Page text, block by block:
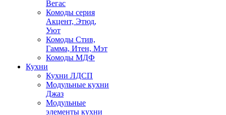
Вегас
Комоды серия
Акцент, Этюд,
Уют
Комоды Стив,
Гамма, Итен, Мэт
Комоды МДФ
Кухни
Кухни ЛДСП
Модульные кухни
Джаз
Модульные
элементы кухни